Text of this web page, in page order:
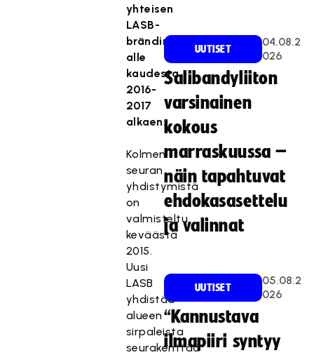
yhteisen
LASB-
brändin
alle
kaudesta
2016-
2017
alkaen.
Kolmen
seuran
yhdistymistä
on
valmisteltu
keväästä
2015.
Uusi
LASB
yhdistää
alueen
sirpaleista
seurakenttää
UUTISET
04.08.2
026
Salibandyliiton
varsinainen
kokous
marraskuussa –
näin tapahtuvat
ehdokasasettelu
ja valinnat
UUTISET
05.08.2
026
“Kannustava
ilmapiiri syntyy